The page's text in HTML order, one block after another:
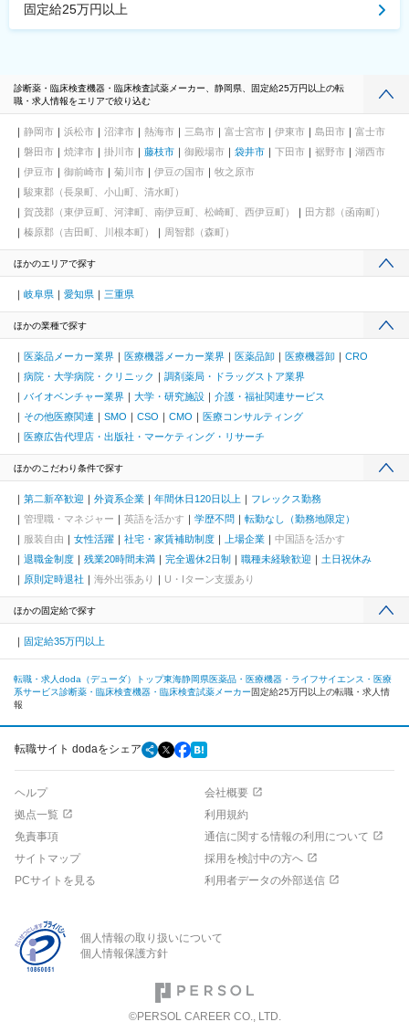
固定給25万円以上
診断薬・臨床検査機器・臨床検査試薬メーカー、静岡県、固定給25万円以上の転
職・求人情報をエリアで絞り込む
静岡市 浜松市 沼津市 熱海市 三島市 富士宮市 伊東市 島田市
富士市
磐田市
焼津市 掛川市 藤枝市 御殿場市 袋井市 下田市 裾野市
湖西市
伊豆市
御前崎市 菊川市 伊豆の国市
牧之原市
駿東郡（長泉町、小山町、清水町）
賀茂郡（東伊豆町、河津町、南伊豆町、松崎町、西伊豆町）
田方郡（函南町）
榛原郡（吉田町、川根本町）
周智郡（森町）
ほかのエリアで探す
岐阜県 愛知県 三重県
ほかの業種で探す
医薬品メーカー業界 医療機器メーカー業界 医薬品卸 医療機器卸
CRO
病院・大学病院・クリニック
調剤薬局・ドラッグストア業界
バイオベンチャー業界
大学・研究施設
介護・福祉関連サービス
その他医療関連
SMO CSO CMO
医療コンサルティング
医療広告代理店・出版社・マーケティング・リサーチ
ほかのこだわり条件で探す
第二新卒歓迎 外資系企業 年間休日120日以上
フレックス勤務
管理職・マネジャー
英語を活かす 学歴不問
転勤なし（勤務地限定）
服装自由
女性活躍 社宅・家賃補助制度 上場企業
中国語を活かす
退職金制度
残業20時間未満 完全週休2日制 職種未経験歓迎
土日祝休み
原則定時退社
海外出張あり U・Iターン支援あり
ほかの固定給で探す
固定給35万円以上
転職・求人doda（デューダ）トップ東海静岡県医薬品・医療機器・ライフサイエンス・医療
系サービス診断薬・臨床検査機器・臨床検査試薬メーカー固定給25万円以上の転職・求人情
報
転職サイト dodaをシェア
ヘルプ
会社概要
拠点一覧
利用規約
免責事項
通信に関する情報の利用について
サイトマップ
採用を検討中の方へ
PCサイトを見る
利用者データの外部送信
個人情報の取り扱いについて
個人情報保護方針
©PERSOL CAREER CO., LTD.